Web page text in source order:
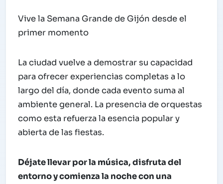
Vive la Semana Grande de Gijón desde el
primer momento
La ciudad vuelve a demostrar su capacidad
para ofrecer experiencias completas a lo
largo del día, donde cada evento suma al
ambiente general. La presencia de orquestas
como esta refuerza la esencia popular y
abierta de las fiestas.
Déjate llevar por la música, disfruta del
entorno y comienza la noche con una